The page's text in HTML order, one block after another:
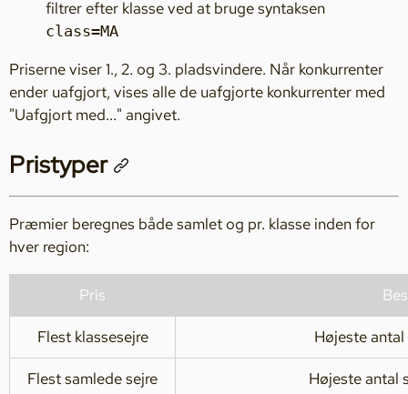
filtrer efter klasse ved at bruge syntaksen
class=MA
Priserne viser 1., 2. og 3. pladsvindere. Når konkurrenter
ender uafgjort, vises alle de uafgjorte konkurrenter med
"Uafgjort med..." angivet.
Pristyper
Præmier beregnes både samlet og pr. klasse inden for
hver region:
Pris
Flest klassesejre Højeste
Flest samlede sejre Højeste antal